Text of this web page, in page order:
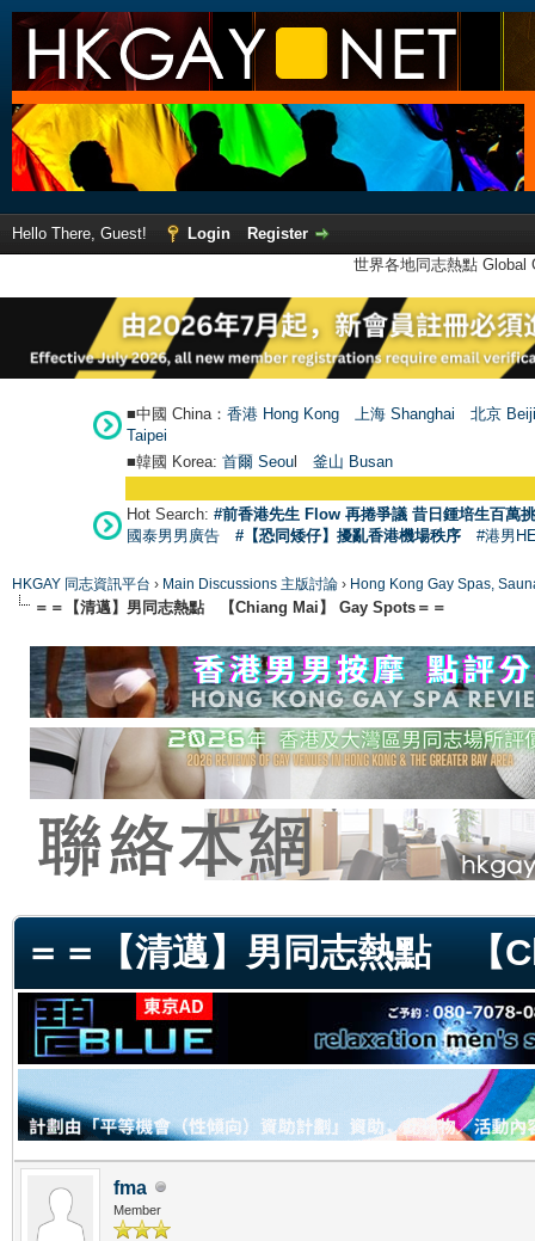
Hello There, Guest! Login
Register
世界各地同志熱點
■中國 China： 香港 Hong Kong 上海 Shanghai
北京
Taipei
■韓國 Korea: 首爾 Seoul 釜山 Busan
Hot Search: #前香港先生 Flow 再捲爭議 昔日鍾培生百萬
國泰男男廣告
#【恐同矮仔】擾亂香港機場秩序 #港男
HKGAY 同志資訊平台 › Main Discussions 主版討論 › Hong Kong Gay Spas,
＝＝【清邁】男同志熱點 【Chiang Mai】 Gay Spots＝＝
＝＝【清邁】男同志熱點 【
fma
Member